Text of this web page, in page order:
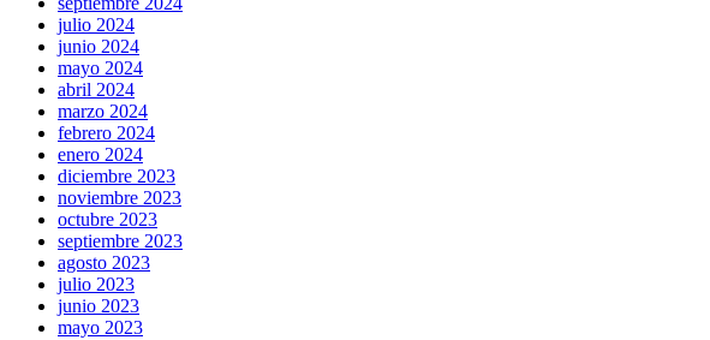
julio 2024
junio 2024
mayo 2024
abril 2024
marzo 2024
febrero 2024
enero 2024
diciembre 2023
noviembre 2023
octubre 2023
septiembre 2023
agosto 2023
julio 2023
junio 2023
mayo 2023